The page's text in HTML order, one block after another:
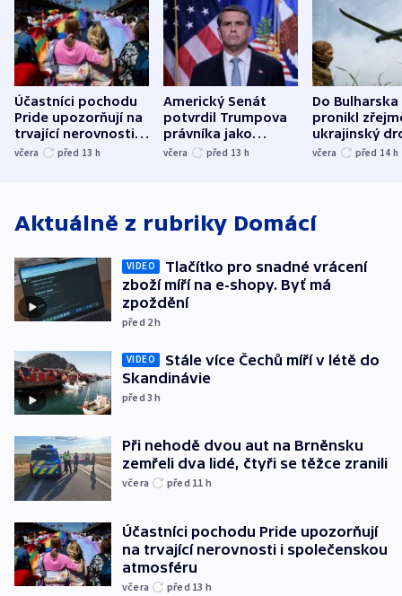
Účastníci pochodu
Pride upozorňují na
trvající nerovnosti i
společenskou
včera před 13 h
Americký Senát
potvrdil Trumpova
právníka jako
ministra
včera před 13 h
Do Bulharska
pronikl
ukrajinský
explodoval
včera před 14 h
Aktuálně z rubriky Domácí
VIDEO
Tlačítko pro snadné vrácení
zboží míří na e-shopy. Byť má
zpoždění
před 2h
VIDEO
Stále více Čechů míří v létě do
Skandinávie
před 3h
Při nehodě dvou aut na Brněnsku
zemřeli dva lidé, čtyři se těžce zranili
včera před 11 h
Účastníci pochodu Pride upozorňují
na trvající nerovnosti i společenskou
atmosféru
včera před 13 h